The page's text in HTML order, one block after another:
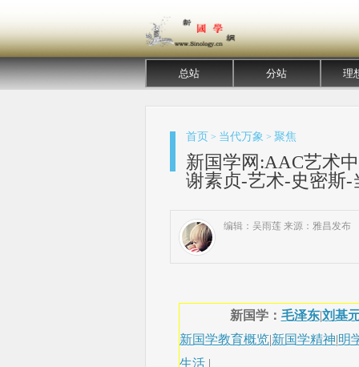
总站 分站 理
首页 > 当代万象 > 聚焦
新国学网:AAC艺术
谢素贞-艺术-史密斯-
编辑：吴雨莲 来源：雅昌发布
新国学： 毛泽东|刘基
新国学教育概览|新国学精神|明
生活 |